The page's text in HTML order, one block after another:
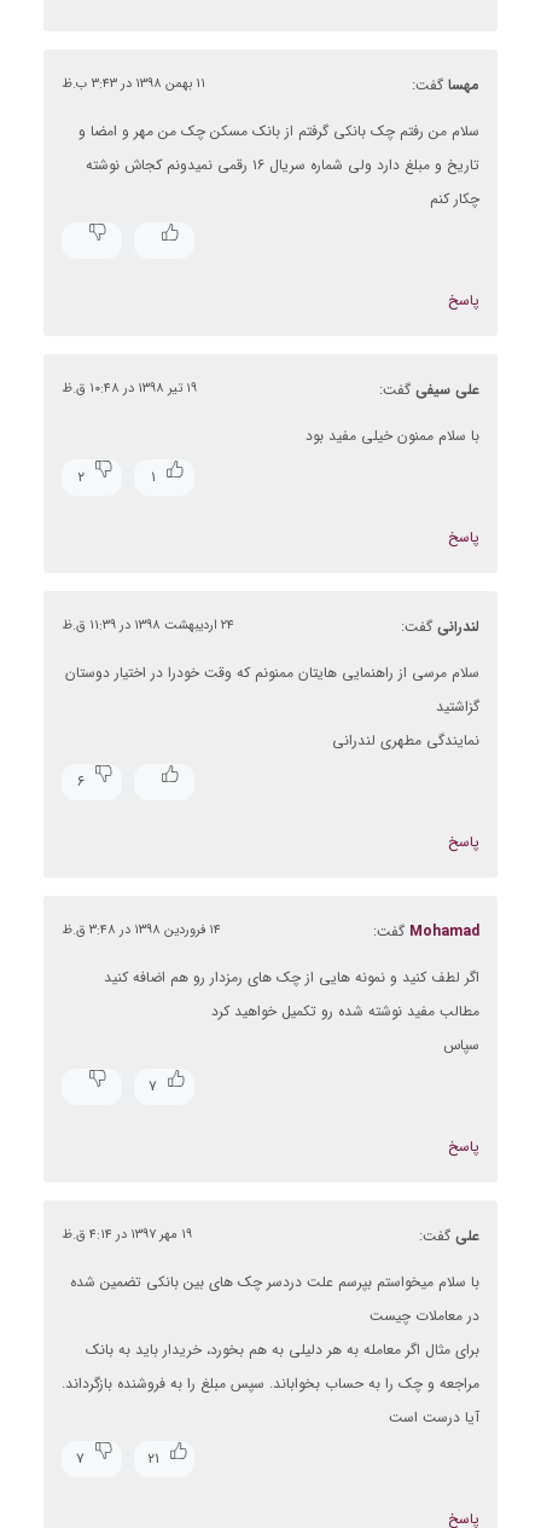
مهسا گفت: ۱۱ بهمن ۱۳۹۸ در ۳:۴۳ ب.ظ
سلام من رفتم چک بانکی گرفتم از بانک مسکن چک من مهر و امضا و
تاریخ و مبلغ دارد ولی شماره سریال ۱۶ رقمی نمیدونم کجاش نوشته
چکار کنم
پاسخ
علی سیفی گفت: ۱۹ تیر ۱۳۹۸ در ۱۰:۴۸ ق.ظ
با سلام ممنون خیلی مفید بود
۱
۲
پاسخ
لندرانی گفت: ۲۴ اردیبهشت ۱۳۹۸ در ۱۱:۳۹ ق.ظ
سلام مرسی از راهنمایی هایتان ممنونم که وقت خودرا در اختیار دوستان
گزاشتید
نمایندگی مطهری لندرانی
۶
پاسخ
Mohamad گفت: ۱۴ فروردین ۱۳۹۸ در ۳:۴۸ ق.ظ
اگر لطف کنید و نمونه هایی از چک های رمزدار رو هم اضافه کنید
مطالب مفید نوشته شده رو تکمیل خواهید کرد
سپاس
۷
پاسخ
علی گفت: ۱۹ مهر ۱۳۹۷ در ۴:۱۴ ق.ظ
با سلام میخواستم بپرسم علت دردسر چک های بین بانکی تضمین شده
در معاملات چیست
برای مثال اگر معامله به هر دلیلی به هم بخورد، خریدار باید به بانک
مراجعه و چک را به حساب بخواباند. سپس مبلغ را به فروشنده بازگرداند.
آیا درست است
۲۱
۷
پاسخ